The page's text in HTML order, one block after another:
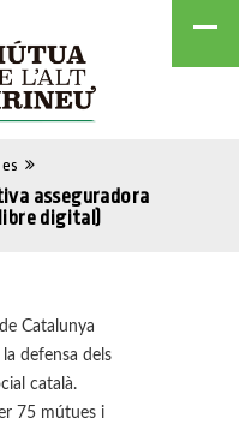
asseguradora
digital)
Catalunya
defensa dels
català.
75 mútues i